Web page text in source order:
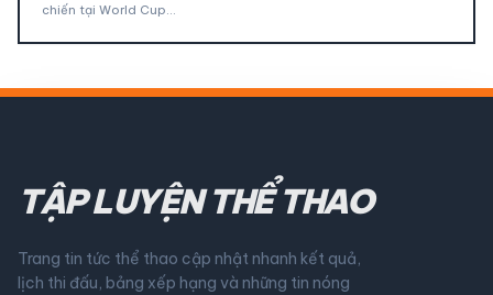
chiến tại World Cup…
TẬP LUYỆN THỂ THAO
Trang tin tức thể thao cập nhật nhanh kết quả,
lịch thi đấu, bảng xếp hạng và những tin nóng